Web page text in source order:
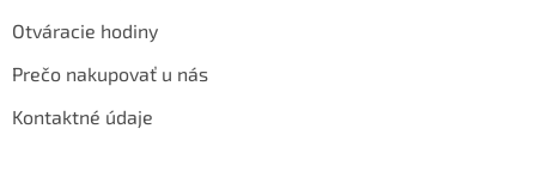
Otváracie hodiny
Prečo nakupovať u nás
Kontaktné údaje